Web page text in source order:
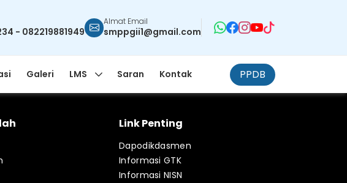
- 082219881949
Almat Email
smppgii1@gmail.com
Galeri LMS Saran Kontak PPDB
Link Penting
Dapodikdasmen
Informasi GTK
Informasi NISN